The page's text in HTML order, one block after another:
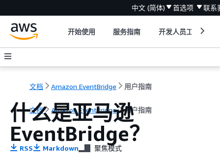
中文 (简体) 首选项 联系
开始使用 服务指南 开发人员工具
文档 Amazon EventBridge 用户指南
文档 Amazon EventBridge 用户指南
什么是亚马逊
EventBridge？
RSS Markdown 聚焦模式